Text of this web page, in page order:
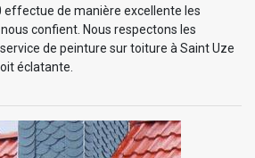
effectue de manière excellente les
confient. Nous respectons les
de peinture sur toiture à Saint Uze
éclatante.